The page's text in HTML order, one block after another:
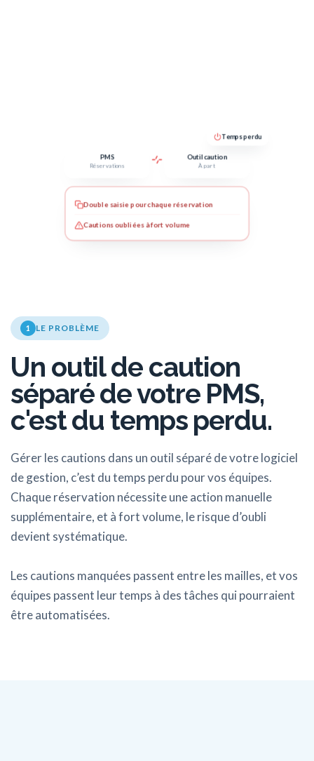
PMS
Réservations
Outil caution
À part
Double saisie pour chaque réservation
Cautions oubliées à fort volume
Temps perdu
1 LE PROBLÈME
Un outil de caution
séparé de votre PMS,
c'est du temps perdu.
Gérer les cautions dans un outil séparé de votre logiciel
de gestion, c’est du temps perdu pour vos équipes.
Chaque réservation nécessite une action manuelle
supplémentaire, et à fort volume, le risque d’oubli
devient systématique.
Les cautions manquées passent entre les mailles, et vos
équipes passent leur temps à des tâches qui pourraient
être automatisées.